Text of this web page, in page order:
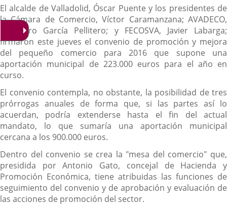
Descripción
El alcalde de Valladolid, Óscar Puente y los presidentes de
la Cámara de Comercio, Víctor Caramanzana; AVADECO,
Alejandro García Pellitero; y FECOSVA, Javier Labarga;
firmaron este jueves el convenio de promoción y mejora
del pequeño comercio para 2016 que supone una
aportación municipal de 223.000 euros para el año en
curso.
El convenio contempla, no obstante, la posibilidad de tres
prórrogas anuales de forma que, si las partes así lo
acuerdan, podría extenderse hasta el fin del actual
mandato, lo que sumaría una aportación municipal
cercana a los 900.000 euros.
Dentro del convenio se crea la "mesa del comercio" que,
presidida por Antonio Gato, concejal de Hacienda y
Promoción Económica, tiene atribuidas las funciones de
seguimiento del convenio y de aprobación y evaluación de
las acciones de promoción del sector.